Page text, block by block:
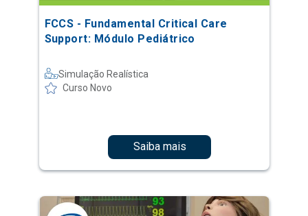
FCCS - Fundamental Critical Care
Support: Módulo Pediátrico
Simulação Realística
Curso Novo
Saiba mais